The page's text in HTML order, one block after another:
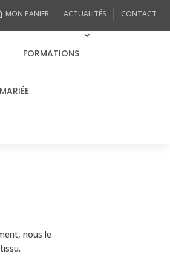
MON PANIER ACTUALITÉS CONTACT
FORMATIONS
nous le